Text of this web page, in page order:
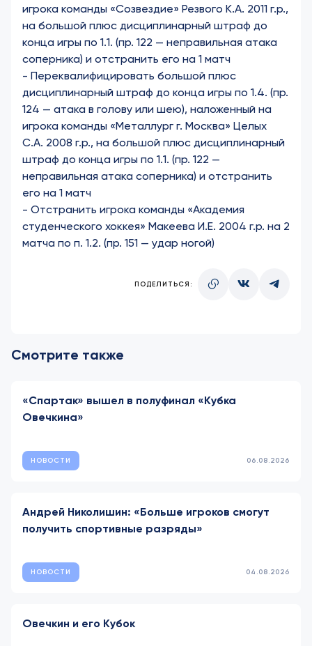
игрока команды «Созвездие» Резвого К.А. 2011 г.р.,
на большой плюс дисциплинарный штраф до
конца игры по 1.1. (пр. 122 — неправильная атака
соперника) и отстранить его на 1 матч
- Переквалифицировать большой плюс
дисциплинарный штраф до конца игры по 1.4. (пр.
124 — атака в голову или шею), наложенный на
игрока команды «Металлург г. Москва» Целых
С.А. 2008 г.р., на большой плюс дисциплинарный
штраф до конца игры по 1.1. (пр. 122 —
неправильная атака соперника) и отстранить
его на 1 матч
- Отстранить игрока команды «Академия
студенческого хоккея» Макеева И.Е. 2004 г.р. на 2
матча по п. 1.2. (пр. 151 — удар ногой)
ПОДЕЛИТЬСЯ:
Смотрите также
«Спартак» вышел в полуфинал «Кубка
Овечкина»
НОВОСТИ 06.08.2026
Андрей Николишин: «Больше игроков смогут
получить спортивные разряды»
НОВОСТИ 04.08.2026
Овечкин и его Кубок